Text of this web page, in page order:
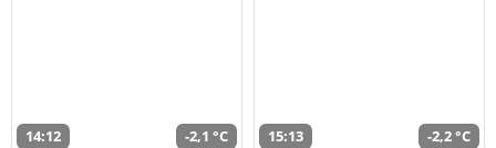
14:12 -2,1 °C 15:13 -2,2 °C